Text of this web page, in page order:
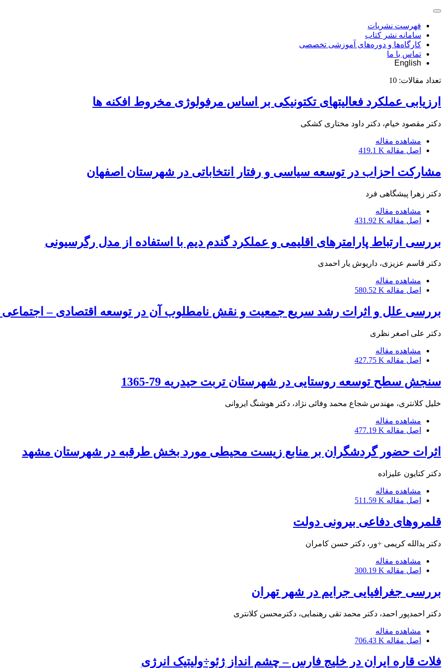
فهرست نشریات
سامانه نشر کتاب
کارگاه‌ها و دوره‌های آموزشی تخصصی
تماس با ما
English
تعداد مقالات: 10
ارزیابی عملکرد فعالیتهای تکتونیکی بر اساس مرفولوژی مخروط افکنه ها
دکتر مقصود خیام، دکتر داود مختاری کشکی
مشاهده مقاله
اصل مقاله 419.1 K
مشارکت احزاب در توسعه سیاسی و رفتار انتخاباتی در شهرستان اصفهان
دکتر زهرا پیشگاهی فرد
مشاهده مقاله
اصل مقاله 431.92 K
بررسی ارتباط پارامترهای اقلیمی و عملکرد گندم دیم با استفاده از مدل رگرسیونی
دکتر قاسم عزیزی، داریوش یار احمدی
مشاهده مقاله
اصل مقاله 580.52 K
بررسی علل و اثرات رشد سریع جمعیت و نقش نامطلوب آن در توسعه اقتصادی – اجتماعی
دکتر علی اصغر نظری
مشاهده مقاله
اصل مقاله 427.75 K
سنجش سطح توسعه روستایی در شهرستان تربت حیدریه 79-1365
خلیل کلانتری، مهندس شجاع محمد وفائی نژاد، دکتر هوشنگ ایروانی
مشاهده مقاله
اصل مقاله 477.19 K
اثرات حضور گردشگران بر منابع زیست محیطی مورد بخش طرقبه در شهرستان مشهد
دکتر کتایون علیزاده
مشاهده مقاله
اصل مقاله 511.59 K
قلمروهای دفاعی بیرونی دولت
دکتر یدالله کریمی ÷ور، دکتر حسن کامران
مشاهده مقاله
اصل مقاله 300.19 K
بررسی جغرافیایی جرایم در شهر تهران
دکتر احمدپور احمد، دکتر محمد تقی رهنمایی، دکترمحسن کلانتری
مشاهده مقاله
اصل مقاله 706.43 K
فلات قاره ایران در خلیج فارس – چشم انداز ژئو÷ولیتیک انرژی